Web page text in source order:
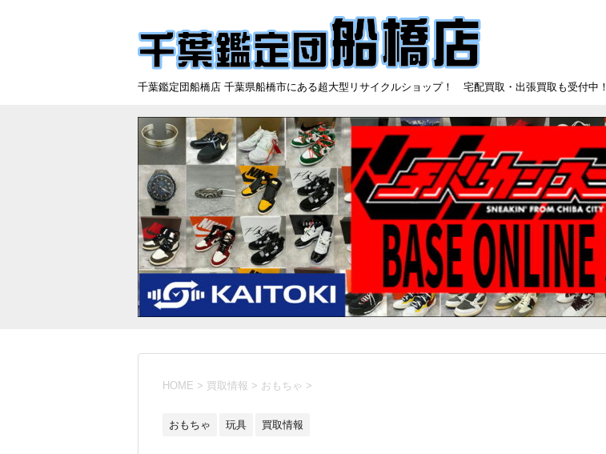
千葉鑑定団船橋店 千葉県船橋市にある超大型リサイクルショップ！ 宅配買取・出張買取も受付中！
HOME > 買取情報 > おもちゃ >
おもちゃ 玩具 買取情報